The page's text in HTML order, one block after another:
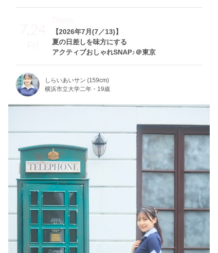
7.24
Fri
【2026年7月(7／13)】
夏の日差しを味方にする
アクティブおしゃれSNAP♪＠東京
Theme
しらいあいサン (159cm)
横浜市立大学二年・19歳